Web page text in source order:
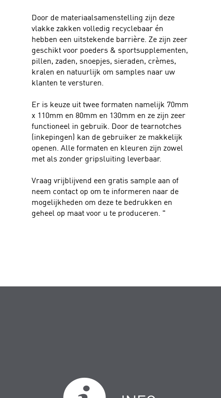
Door de materiaalsamenstelling zijn deze
vlakke zakken volledig recyclebaar én
hebben een uitstekende barrière. Ze zijn zeer
geschikt voor poeders & sportsupplementen,
pillen, zaden, snoepjes, sieraden, crèmes,
kralen en natuurlijk om samples naar uw
klanten te versturen.
Er is keuze uit twee formaten namelijk 70mm
x 110mm en 80mm en 130mm en ze zijn zeer
functioneel in gebruik. Door de tearnotches
(inkepingen) kan de gebruiker ze makkelijk
openen. Alle formaten en kleuren zijn zowel
met als zonder gripsluiting leverbaar.
Vraag vrijblijvend een gratis sample aan of
neem contact op om te informeren naar de
mogelijkheden om deze te bedrukken en
geheel op maat voor u te produceren. "